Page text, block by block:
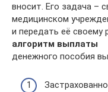
вносит. Его задача –
медицинском
и передать её
алгоритм выплаты
денежного пособия